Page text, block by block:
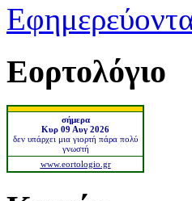
Εορτολόγιο
σήμερα
Κυρ 09 Αυγ 2026
δεν υπάρχει μια γιορτή πάρα πολύ
γνωστή
www.eortologio.gr